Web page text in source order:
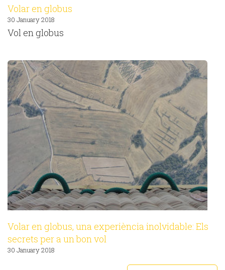
Volar en globus
30 January 2018
Vol en globus
Volar en globus, una experiència inolvidable: Els
secrets per a un bon vol
30 January 2018